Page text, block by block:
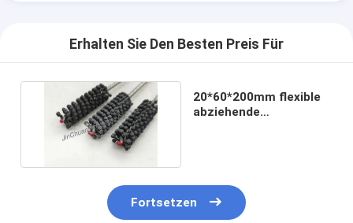
Erhalten Sie Den Besten Preis Für
20*60*200mm flexible
abziehende
Fortsetzen